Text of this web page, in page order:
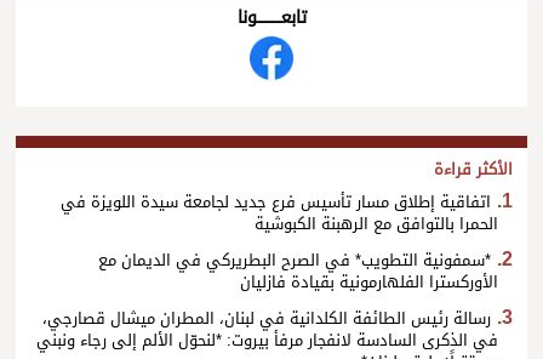
تابعــــــــــونا
الأكثر قراءة
اتفاقية إطلاق مسار تأسيس فرع جديد لجامعة سيدة اللويزة في
الحمرا بالتوافق مع الرهبنة الكبوشية
*سمفونية التطويب* في الصرح البطريركي في الديمان مع
الأوركسترا الفلهارمونية بقيادة فازليان
رسالة رئيس الطائفة الكلدانية في لبنان، المطران ميشال قصارجي،
في الذكرى السادسة لانفجار مرفأ بيروت: *لنحوّل الألم إلى رجاء ونبني